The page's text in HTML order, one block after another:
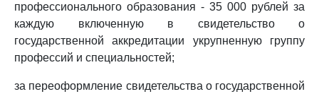
профессионального образования - 35 000 рублей за
каждую включенную в свидетельство о
государственной аккредитации укрупненную группу
профессий и специальностей;
за переоформление свидетельства о государственной